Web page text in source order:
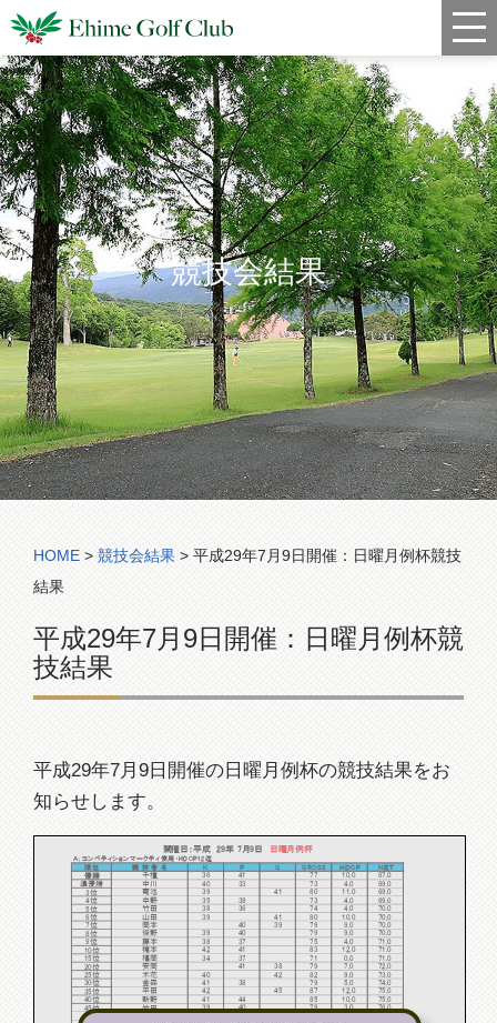
新着情報
コース情報
料金
クラブハウス
レストラン
年間スケジュール
宿泊・姉妹コース
アクセス
競技会結果
HOME > 競技会結果 > 平成29年7月9日開催：日曜月例杯競技
結果
平成29年7月9日開催：日曜月例杯競
技結果
平成29年7月9日開催の日曜月例杯の競技結果をお
知らせします。
Ａ：コンペティションマークティ使用・HDCP12迄
順位
競 技 者 名 Ｋ Ｐ Q GROSS ＨＤCP ＮＥＴ
優勝 千種 36 41 77 10.0
67.0
準優勝
中川 40 33 73 4.0
69.0
3位
菊池 39 41 80 11.0
69.0
4位
中野 35 38 73 4.0
69.0
5位
竹田 38 36 74 4.0
70.0
6位
山田 39 41 80 10.0
70.0
7位
岡本 40 39 79 9.0
70.0
8位
俊野 39 40 79 9.0
70.0
9位
藤本 38 37 75 4.0
71.0
10位
橋本 42 41 83 12.0
71.0
15位
福岡 34 37 71 0.0
71.0
20位
安岡 41 38 79 7.0
72.0
25位
木花 40 42 82 9.0
73.0
30位
金森 41 38 79 5.0
74.0
35位
平田 42 45 87 12.0
75.0
40位
新野 41 44 85 10.0
75.0
45位
竹田 39 40 79 3.0
76.0
ＢＧ
石井 33 37 70 -1.0
71.0
開催日：平成 29年 7月9日 日曜月例杯